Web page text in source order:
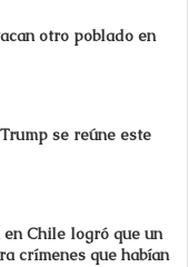
otro poblado en
se reúne este
Chile logró que un
crímenes que habían